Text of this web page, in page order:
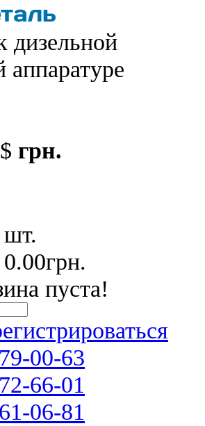
дизельной
аппаратуре
$ грн.
шт.
пуста!
00-63
66-01
06-81